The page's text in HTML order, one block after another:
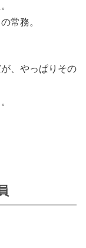
常務。
、やっぱりその